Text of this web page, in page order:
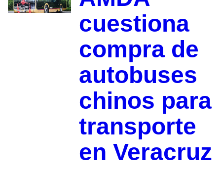
cuestiona
compra de
autobuses
chinos para
transporte
en Veracruz